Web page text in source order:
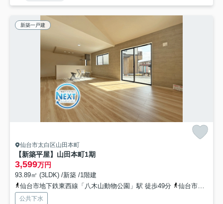
新築一戸建
仙台市太白区山田本町
【新築平屋】山田本町1期
3,599万円
93.89㎡ (3LDK) /新築 /1階建
仙台市地下鉄東西線「八木山動物公園」駅 徒歩49分
仙台市営南北線「富沢」駅 徒歩56分
公共下水